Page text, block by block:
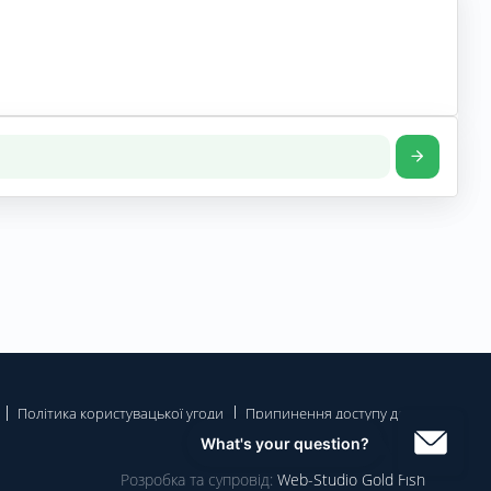
Політика користувацької угоди
Припинення доступу до
Розробка та супровід:Web-Studio Gold Fish